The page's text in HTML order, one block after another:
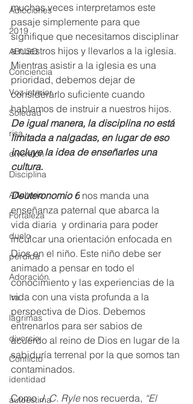
Adicciones
2019
ABUSO
Conciencia
Voz interior
Soledad
risa
diversión
Disciplina
Adulterio
Fortaleza
duelo
pérdida
Adoración
Ira
lágrimas
divorcio
Conflicto
identidad
autoestima
muchas veces interpretamos este
pasaje simplemente para que
signifique que necesitamos disciplinar
a nuestros hijos y llevarlos a la iglesia.
Mientras asistir a la iglesia es una
prioridad, debemos dejar de
considerarlo suficiente cuando
hablamos de instruir a nuestros hijos.
De igual manera, la disciplina no está
limitada a nalgadas, en lugar de eso
incluye la idea de enseñarles una
cultura.
Deuteronomio 6 nos manda una
enseñanza paternal que abarca la
vida diaria  y ordinaria para poder
inculcar una orientación enfocada en
Dios en el niño. Este niño debe ser
animado a pensar en todo el
conocimiento y las experiencias de la
vida con una vista profunda a la
perspectiva de Dios. Debemos
entrenarlos para ser sabios de
acuerdo al reino de Dios en lugar de la
sabiduría terrenal por la que somos tan
contaminados.
Como J. C. Ryle nos recuerda, “El